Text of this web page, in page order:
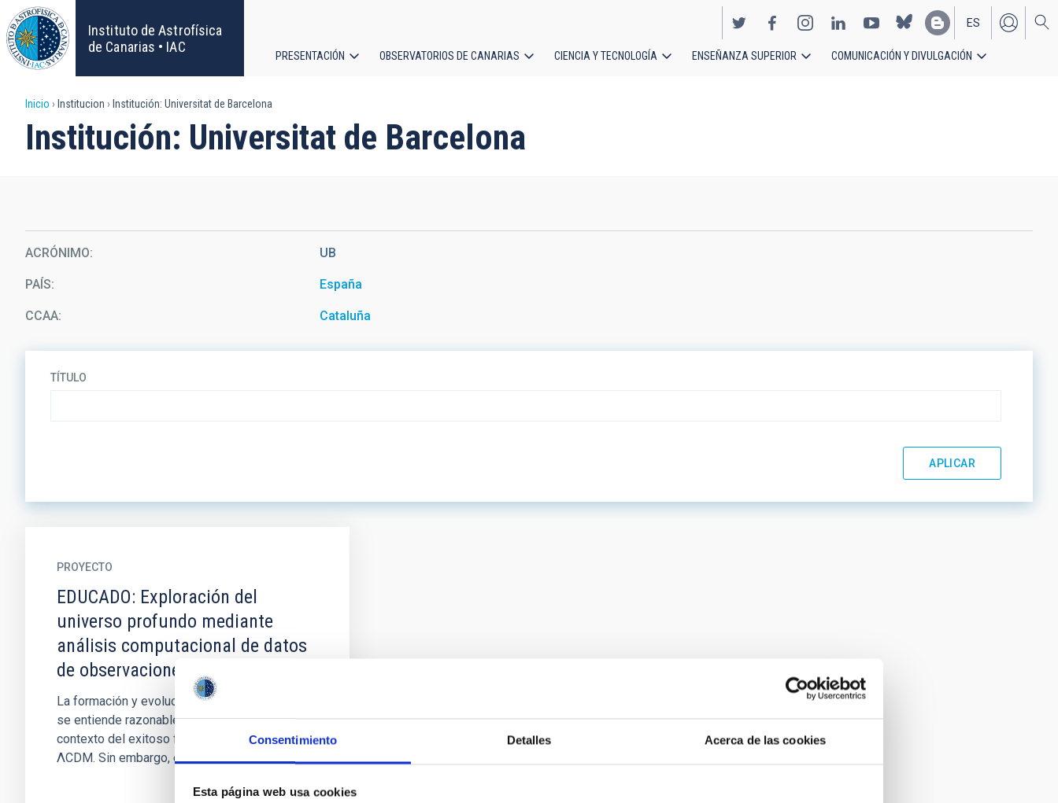
Consentimiento Detalles Acerca de las cookies
Esta página web usa cookies
Pasar
al
contenido
principal
Instituto de Astrofísica
de Canarias • IAC
EN
ES
principal
PRESENTACIÓN OBSERVATORIOS DE CANARIAS CIENCIA Y TECNOLOGÍA ENSEÑANZA SUPERIOR COMUNICACIÓN Y DIVULGACIÓN
Sobrescribir
enlaces
a
la
navegación
Inicio Institucion Institución: Universitat de Barcelona
Institución: Universitat de Barcelona
ACRÓNIMO UB
PAÍS España
CCAA Cataluña
TÍTULO
PROYECTO
EDUCADO: Exploración del
universo profundo mediante
análisis computacional de datos
de observaciones
La formación y evolución de galaxias masivas
se entiende razonablemente bien en el
contexto del exitoso formalismo estándar
ΛCDM. Sin embargo, estas...